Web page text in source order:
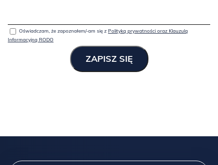
Oświadczam, że zapoznałem/-am się z Polityką prywatności oraz Klauzulą
Informacyjną RODO